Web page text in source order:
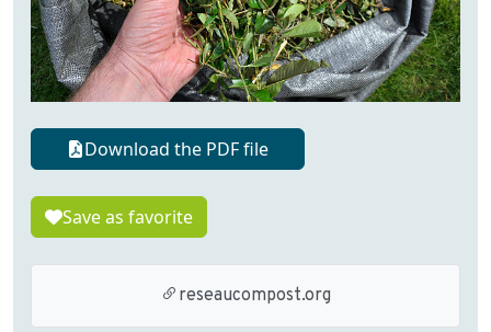
Download the PDF file
Save as favorite
reseaucompost.org